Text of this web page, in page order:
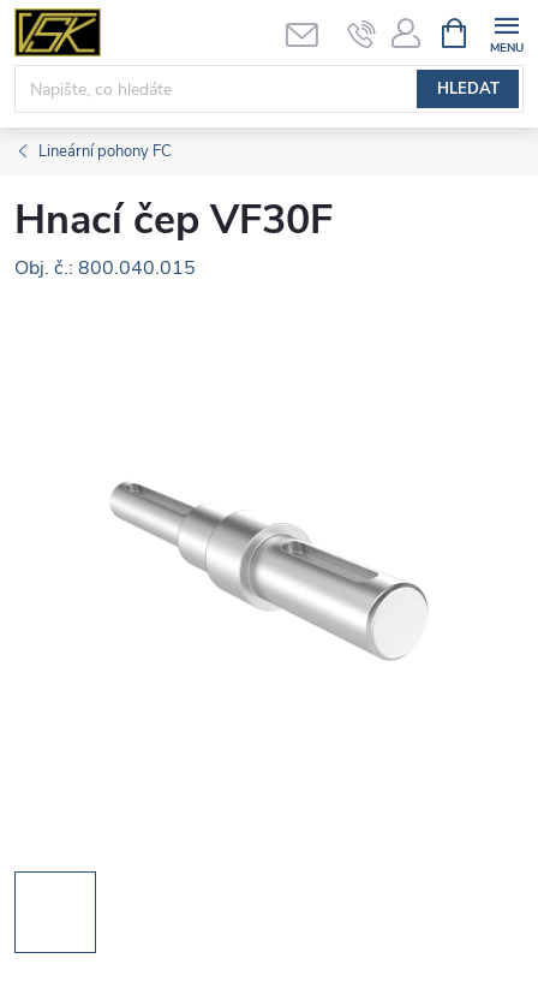
Přejít
obsah
HLEDAT
NÁKUPNÍ
KOŠÍK
Lineární pohony FC
Hnací čep VF30F
Obj. č.: 800.040.015